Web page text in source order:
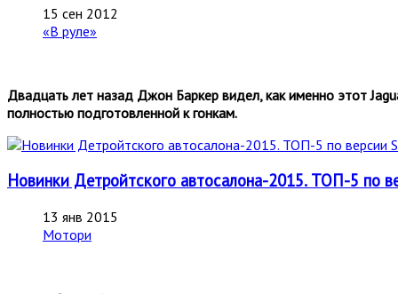
15 сен 2012
«В руле»
Двадцать лет назад Джон Баркер видел, как именно этот
полностью подготовленной к гонкам.
Новинки Детройтского автосалона-2015. ТОП-5
13 янв 2015
Мотори